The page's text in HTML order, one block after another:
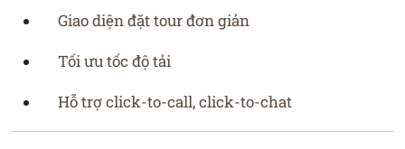
Giao diện đặt tour đơn giản
Tối ưu tốc độ tải
Hỗ trợ click-to-call, click-to-chat